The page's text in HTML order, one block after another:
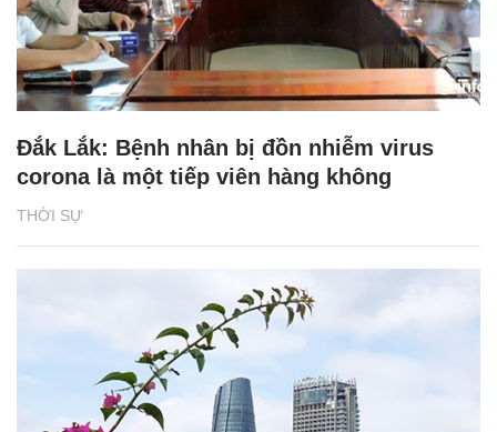
THỜI SỰ
Đắk Lắk: Bệnh nhân bị đồn nhiễm virus
corona là một tiếp viên hàng không